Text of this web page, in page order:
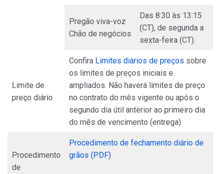
Pregão viva-voz
Chão de negócios
Das 8:30 às 13:15
(CT), de segunda a
sexta-feira (CT).
Limite de
preço diário
Confira Limites diários de preços sobre
os limites de preços iniciais e
ampliados. Não haverá limites de preço
no contrato do mês vigente ou após o
segundo dia útil anterior ao primeiro dia
do mês de vencimento (entrega).
Procedimento
de
Procedimento de fechamento diário de
grãos (PDF)